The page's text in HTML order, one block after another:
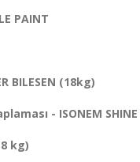
PAINT
BILESEN (18kg)
- ISONEM SHINE
kg)